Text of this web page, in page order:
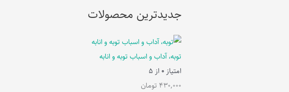
جدیدترین محصولات
توبه، آداب و اسباب توبه و انابه
امتیاز 0 از 5
430,000 تومان